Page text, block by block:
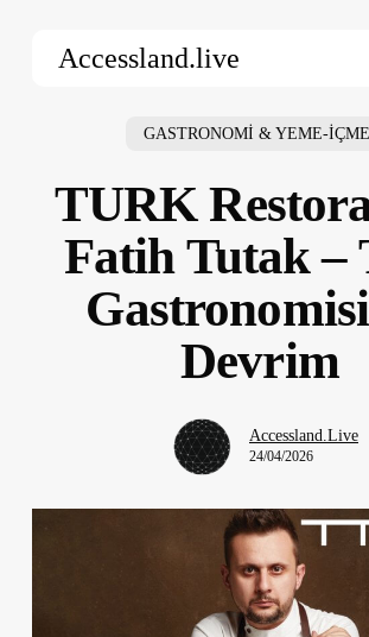
Accessland.live
GASTRONOMİ & YEME-İÇME
TURK
Fatih Tutak –
Devrim
Accessland.Live
24/04/2026